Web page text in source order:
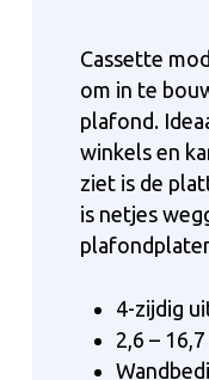
Cassette
om in te
plafond.
winkels en
ziet is de
is netjes
4-zijdig
2,6 –